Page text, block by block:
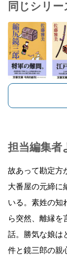
同じシリ
担当編集者
故あって勘定方
大番屋の元締に
いる。素姓の知
ら突然、離縁を
話。勝気な娘は
件と鏡三郎の親